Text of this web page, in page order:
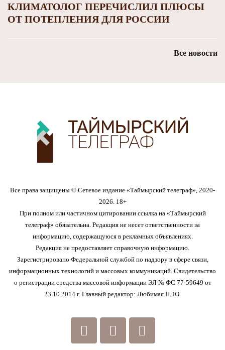
КЛИМАТОЛОГ ПЕРЕЧИСЛИЛ ПЛЮСЫ
ОТ ПОТЕПЛЕНИЯ ДЛЯ РОССИИ
Все новости
Все права защищены © Сетевое издание «Таймырский телеграф», 2020-
2026. 18+
При полном или частичном цитировании ссылка на «Таймырский
телеграф» обязательна. Редакция не несет ответственности за
информацию, содержащуюся в рекламных объявлениях.
Редакция не предоставляет справочную информацию.
Зарегистрировано Федеральной службой по надзору в сфере связи,
информационных технологий и массовых коммуникаций. Свидетельство
о регистрации средства массовой информации ЭЛ № ФС 77-59649 от
23.10.2014 г. Главный редактор: Любимая П. Ю.